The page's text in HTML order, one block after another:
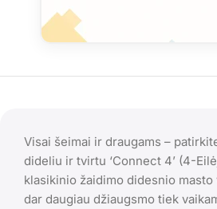
Visai šeimai ir draugams –
dideliu ir tvirtu ‘Connect 4’ (4-
klasikinio žaidimo didesnio
dar daugiau džiaugsmo tiek